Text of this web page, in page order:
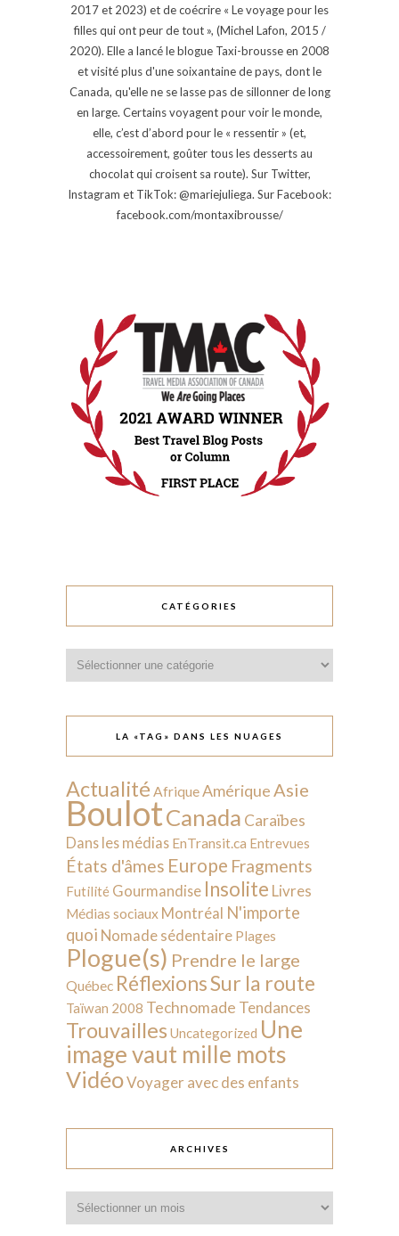
2017 et 2023) et de coécrire « Le voyage pour les
filles qui ont peur de tout », (Michel Lafon, 2015 /
2020). Elle a lancé le blogue Taxi-brousse en 2008
et visité plus d'une soixantaine de pays, dont le
Canada, qu'elle ne se lasse pas de sillonner de long
en large. Certains voyagent pour voir le monde,
elle, c’est d’abord pour le « ressentir » (et,
accessoirement, goûter tous les desserts au
chocolat qui croisent sa route). Sur Twitter,
Instagram et TikTok: @mariejuliega. Sur Facebook:
facebook.com/montaxibrousse/
CATÉGORIES
LA «TAG» DANS LES NUAGES
Actualité AfriqueAmériqueAsie
BoulotCanada Caraïbes
Dans les médias EnTransit.ca Entrevues
États d'âmes Europe Fragments
Futilité Gourmandise Insolite Livres
Médias sociaux Montréal N'importe
quoi Nomade sédentaire Plages
Plogue(s) Prendre le large
Québec RéflexionsSur la route
Taïwan 2008 Technomade Tendances
Trouvailles Uncategorized Une
image vaut mille mots
VidéoVoyager avec des enfants
ARCHIVES